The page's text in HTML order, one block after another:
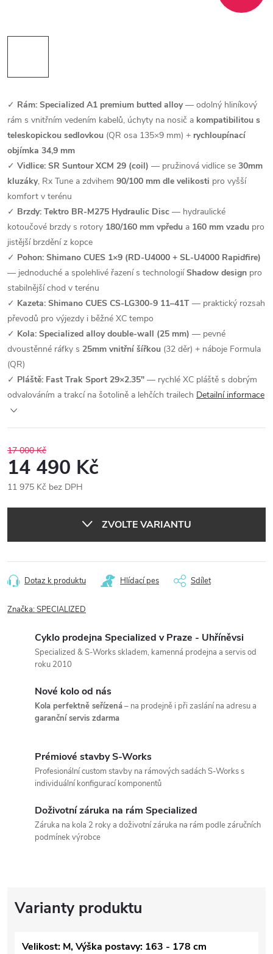
✓ Rám: Specialized A1 premium butted alloy— odolný hliníkový
rám s vnitřním vedením kabelů, úchyty na nosič a kompatibilitou s
teleskopickou sedlovkou (QR osa 135×9 mm) + rychloupínací
objímka 34,9 mm
✓ Vidlice: SR Suntour XCM 29 (coil) — pružinová vidlice se 30mm
kluzáky, Rx Tune a zdvihem 90/100 mm dle velikosti pro vyšší
komfort v terénu
✓ Brzdy: Tektro BR-M275 Hydraulic Disc — hydraulické
kotoučové brzdy s rotory 180/160 mm vpředu a 160 mm vzadu pro
jistější brzdění z kopce
✓ Pohon: Shimano CUES 1×9 (RD-U4000 + SL-U4000 Rapidfire)
— jednoduché a spolehlivé řazení s technologiíShadow design pro
stabilnější chod v terénu
✓ Kazeta: Shimano CUES CS-LG300-9 11–41T — praktický rozsah
převodů pro výjezdy i běžné XC tempo
✓ Kola: Specialized alloy double-wall (25 mm) — pevné
dvoustěnné ráfky s 25mm vnitřní šířkou (32 děr) + náboje Formula
(QR)
✓ Pláště: Fast Trak Sport 29×2.35" — rychlé XC pláště s dobrým
odvalováním a trakcí na šotolině a lehčích trailech Detailní informace
17 000 Kč
14 490 Kč
11 975 Kč bez DPH
ZVOLTE VARIANTU
Dotaz k produktu Hlídací pes Sdílet
Značka:SPECIALIZED
Cyklo prodejna Specialized v Praze - Uhříněvsi
Specialized & S-Works skladem, kamenná prodejna a servis od
roku 2010
Nové kolo od nás
Kola perfektně seřízená– na prodejně i při zaslání na adresu a
garanční servis zdarma
Prémiové stavby S-Works
Profesionální custom stavby na rámových sadách S-Works s
individuální konfigurací komponentů
Doživotní záruka na rám Specialized
Záruka na kola 2 roky a doživotní záruka na rám podle záručních
podmínek výrobce
Velikost: M, Výška postavy: 163 - 178 cm